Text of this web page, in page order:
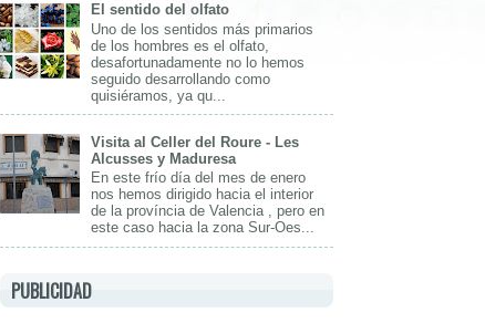
El sentido del olfato
Uno de los sentidos más primarios
de los hombres es el olfato,
desafortunadamente no lo hemos
seguido desarrollando como
quisiéramos, ya qu...
Visita al Celler del Roure - Les
Alcusses y Maduresa
En este frío día del mes de enero
nos hemos dirigido hacia el interior
de la província de Valencia , pero en
este caso hacia la zona Sur-Oes...
PUBLICIDAD